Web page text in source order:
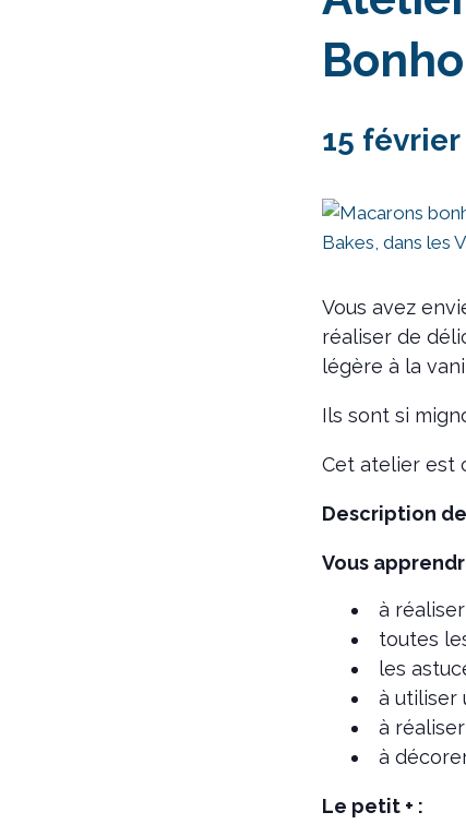
15
Vous avez
réaliser de
légère à la
Ils sont si
Cet atelier est
Description
Vous
à
toutes
les
à utiliser
à
à
Le petit + :